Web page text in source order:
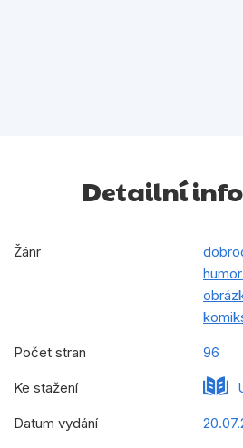
Detailní
Žánr
Počet stran 96
Ke stažení
Datum vydání